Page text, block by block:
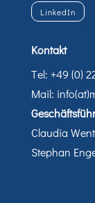
LinkedIn
Kontakt
Tel: +49 (0)
Mail:
Claudia
Stephan